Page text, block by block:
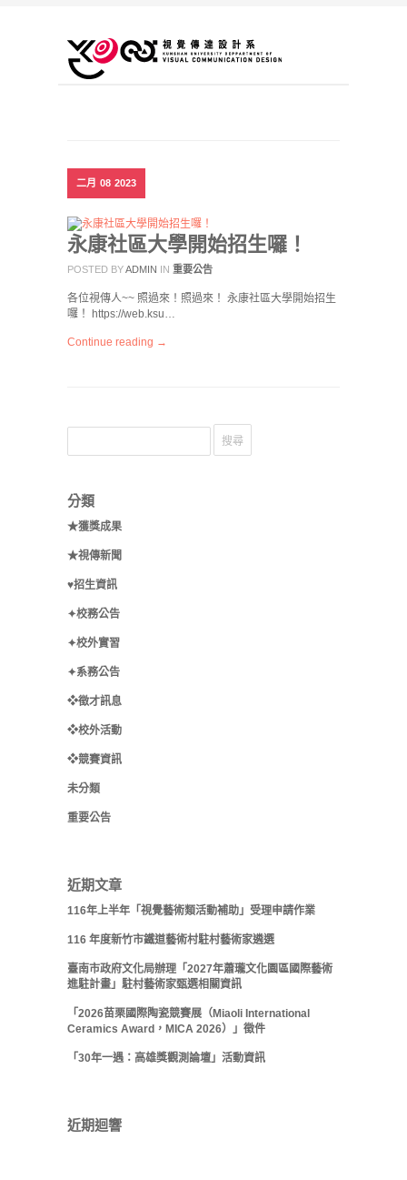
二月 08 2023
永康社區大學開始招生囉！
POSTED BYADMIN IN 重要公告
各位視傳人~~ 照過來！照過來！ 永康社區大學開始招生
囉！ https://web.ksu…
Continue reading →
分類
★獲獎成果
★視傳新聞
♥招生資訊
✦校務公告
✦校外實習
✦系務公告
❖徵才訊息
❖校外活動
❖競賽資訊
未分類
重要公告
近期文章
116年上半年「視覺藝術類活動補助」受理申請作業
116 年度新竹市鐵道藝術村駐村藝術家遴選
臺南市政府文化局辦理「2027年蕭瓏文化園區國際藝術
進駐計畫」駐村藝術家甄選相關資訊
「2026苗栗國際陶瓷競賽展（Miaoli International
Ceramics Award，MICA 2026）」徵件
「30年一遇：高雄獎觀測論壇」活動資訊
近期迴響